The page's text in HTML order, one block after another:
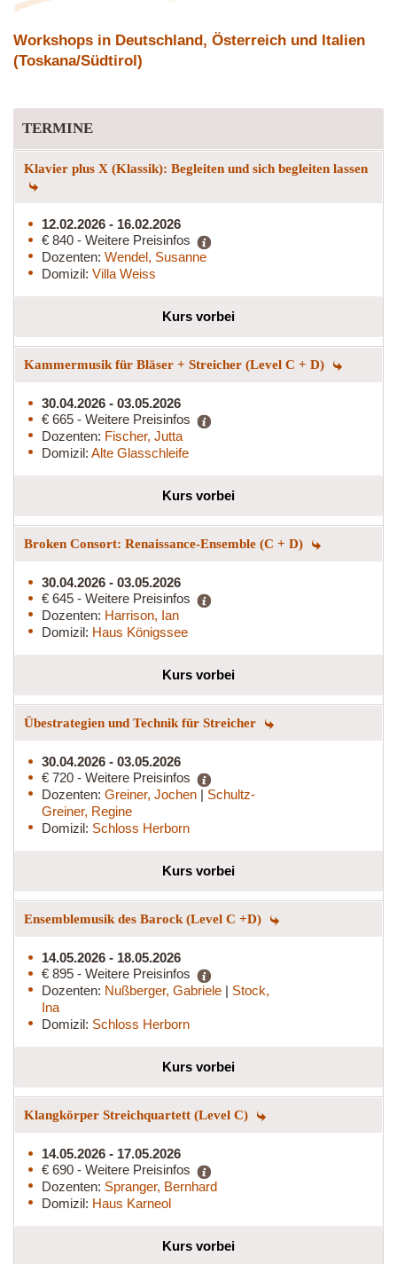
Workshops in Deutschland, Österreich und Italien
(Toskana/Südtirol)
TERMINE
Klavier plus X (Klassik): Begleiten und sich begleiten lassen
12.02.2026 - 16.02.2026
€ 840 - Weitere Preisinfos
Dozenten: Wendel, Susanne
Domizil: Villa Weiss
Kurs vorbei
Kammermusik für Bläser + Streicher (Level C + D)
30.04.2026 - 03.05.2026
€ 665 - Weitere Preisinfos
Dozenten: Fischer, Jutta
Domizil: Alte Glasschleife
Kurs vorbei
Broken Consort: Renaissance-Ensemble (C + D)
30.04.2026 - 03.05.2026
€ 645 - Weitere Preisinfos
Dozenten: Harrison, Ian
Domizil: Haus Königssee
Kurs vorbei
Übestrategien und Technik für Streicher
30.04.2026 - 03.05.2026
€ 720 - Weitere Preisinfos
Dozenten: Greiner, Jochen | Schultz-
Greiner, Regine
Domizil: Schloss Herborn
Kurs vorbei
Ensemblemusik des Barock (Level C +D)
14.05.2026 - 18.05.2026
€ 895 - Weitere Preisinfos
Dozenten: Nußberger, Gabriele | Stock,
Ina
Domizil: Schloss Herborn
Kurs vorbei
Klangkörper Streichquartett (Level C)
14.05.2026 - 17.05.2026
€ 690 - Weitere Preisinfos
Dozenten: Spranger, Bernhard
Domizil: Haus Karneol
Kurs vorbei